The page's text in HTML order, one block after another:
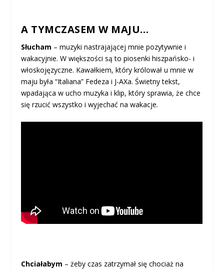
A TYMCZASEM W MAJU…
Słucham – muzyki nastrajającej mnie pozytywnie i
wakacyjnie. W większości są to piosenki hiszpańsko- i
włoskojęzyczne. Kawałkiem, który królował u mnie w
maju była “Italiana” Fedeza i J-AXa. Świetny tekst,
wpadająca w ucho muzyka i klip, który sprawia, że chce
się rzucić wszystko i wyjechać na wakacje.
Chciałabym – żeby czas zatrzymał się chociaż na